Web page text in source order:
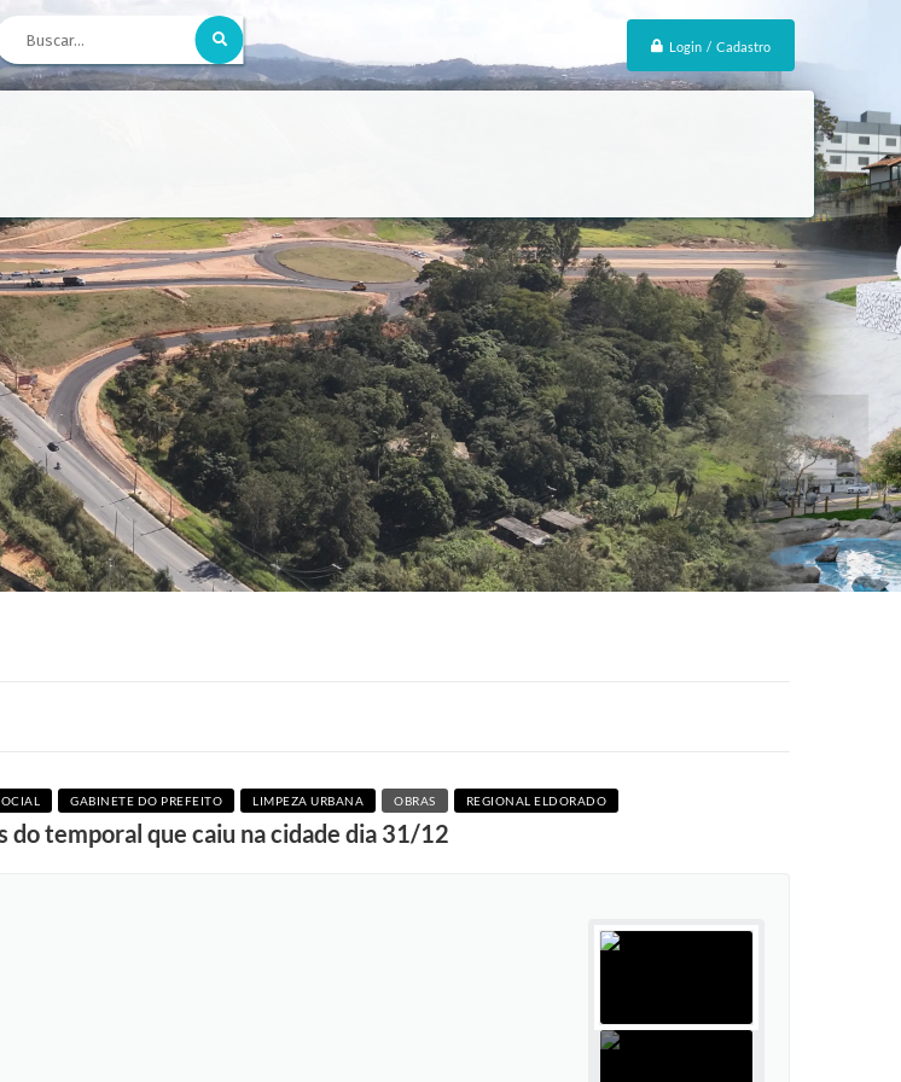
Login / Cadastro
GABINETE DO PREFEITO LIMPEZA URBANA OBRAS REGIONAL ELDORADO
temporal que caiu na cidade dia 31/12